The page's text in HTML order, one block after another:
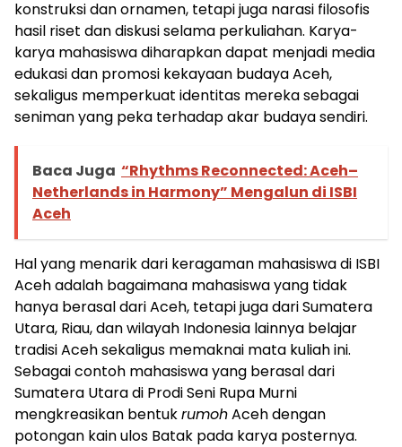
konstruksi dan ornamen, tetapi juga narasi filosofis
hasil riset dan diskusi selama perkuliahan. Karya-
karya mahasiswa diharapkan dapat menjadi media
edukasi dan promosi kekayaan budaya Aceh,
sekaligus memperkuat identitas mereka sebagai
seniman yang peka terhadap akar budaya sendiri.
Baca Juga “Rhythms Reconnected: Aceh–
Netherlands in Harmony” Mengalun di ISBI
Aceh
Hal yang menarik dari keragaman mahasiswa di ISBI
Aceh adalah bagaimana mahasiswa yang tidak
hanya berasal dari Aceh, tetapi juga dari Sumatera
Utara, Riau, dan wilayah Indonesia lainnya belajar
tradisi Aceh sekaligus memaknai mata kuliah ini.
Sebagai contoh mahasiswa yang berasal dari
Sumatera Utara di Prodi Seni Rupa Murni
mengkreasikan bentukrumohAceh dengan
potongan kain ulos Batak pada karya posternya.